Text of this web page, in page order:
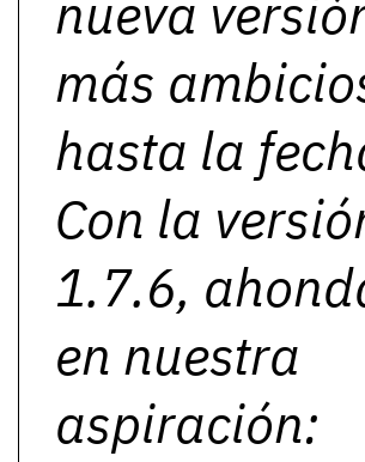
más
hasta la
Con la
1.7.6,
en nuestra
aspiración: